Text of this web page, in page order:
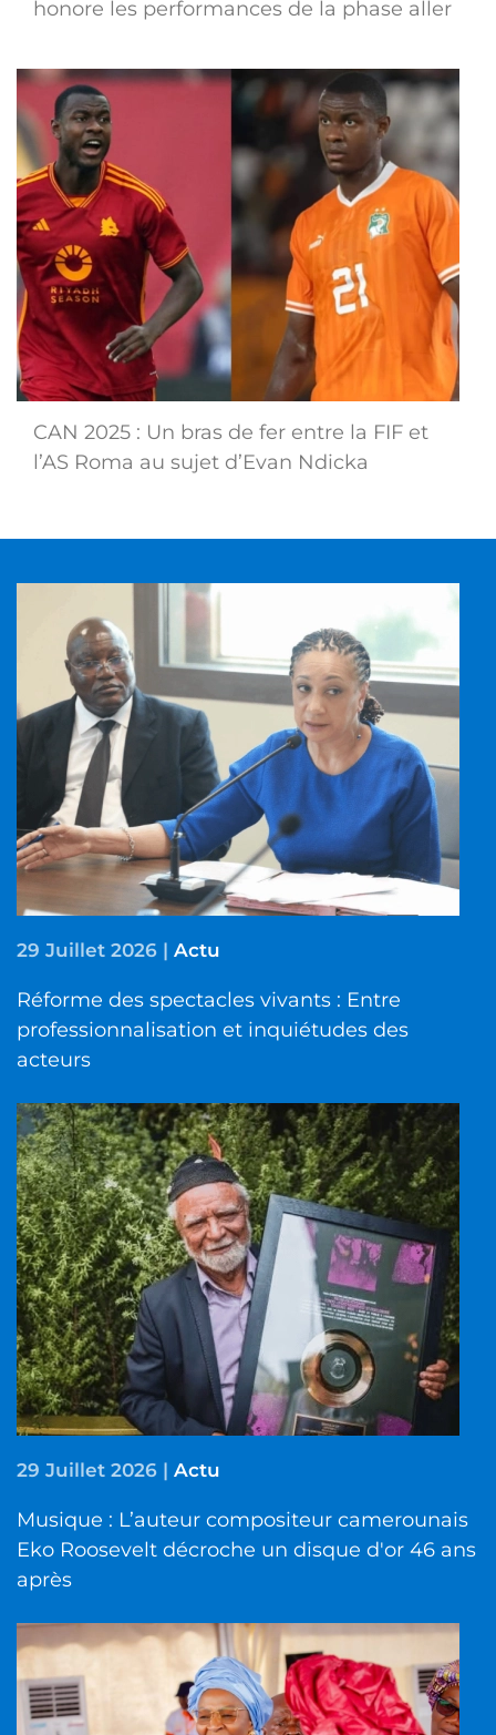
honore les performances de la phase aller
CAN 2025 : Un bras de fer entre la FIF et
l’AS Roma au sujet d’Evan Ndicka
29 Juillet 2026 | Actu
Réforme des spectacles vivants : Entre
professionnalisation et inquiétudes des
acteurs
29 Juillet 2026 | Actu
Musique : L’auteur compositeur camerounais
Eko Roosevelt décroche un disque d'or 46 ans
après